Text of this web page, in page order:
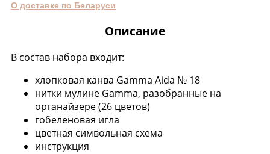
О доставке по Беларуси
Описание
В состав набора входит:
хлопковая канва Gamma Aida № 18
нитки мулине Gamma, разобранные на
органайзере (26 цветов)
гобеленовая игла
цветная символьная схема
инструкция